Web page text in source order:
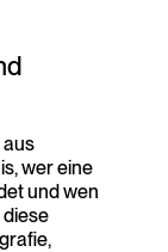
aus
wer eine
und wen
diese